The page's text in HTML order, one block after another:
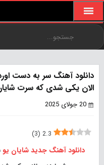
دانلود آهنگ سر به دست
الان یکی شدی که سرت
20 جولای 2025
2.3
(
3
)
دانلود آهنگ جدید شایان یو